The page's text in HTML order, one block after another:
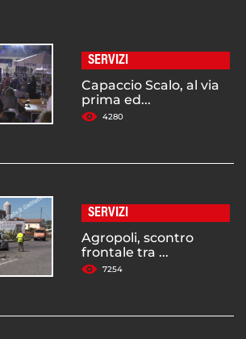
SERVIZI
Capaccio Scalo, al via
prima ed...
4280
SERVIZI
Agropoli, scontro
frontale tra ...
7254